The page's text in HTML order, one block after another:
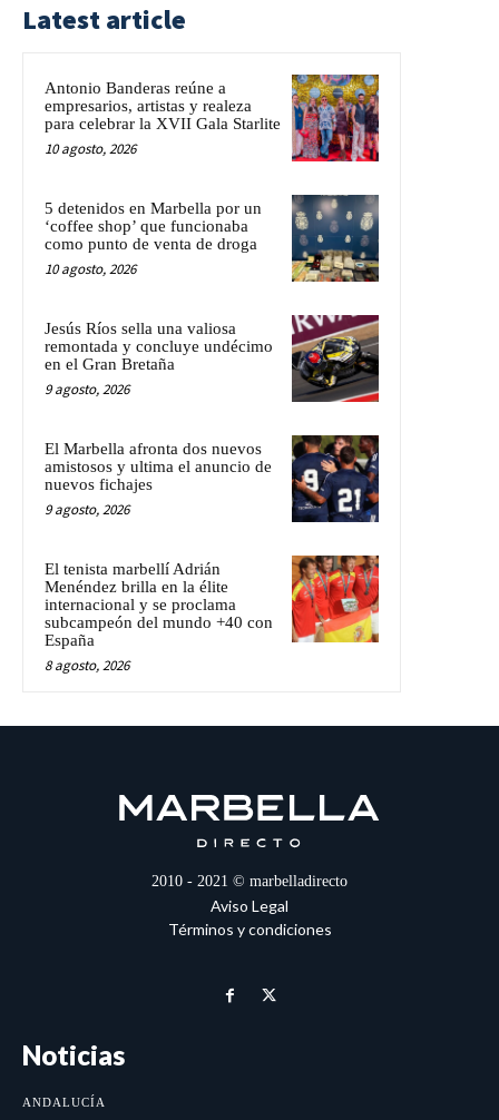
Latest article
Antonio Banderas reúne a
empresarios, artistas y realeza
para celebrar la XVII Gala Starlite
10 agosto, 2026
5 detenidos en Marbella por un
‘coffee shop’ que funcionaba
como punto de venta de droga
10 agosto, 2026
Jesús Ríos sella una valiosa
remontada y concluye undécimo
en el Gran Bretaña
9 agosto, 2026
El Marbella afronta dos nuevos
amistosos y ultima el anuncio de
nuevos fichajes
9 agosto, 2026
El tenista marbellí Adrián
Menéndez brilla en la élite
internacional y se proclama
subcampeón del mundo +40 con
España
8 agosto, 2026
2010 - 2021 © marbelladirecto
Aviso Legal
Términos y condiciones
Noticias
ANDALUCÍA